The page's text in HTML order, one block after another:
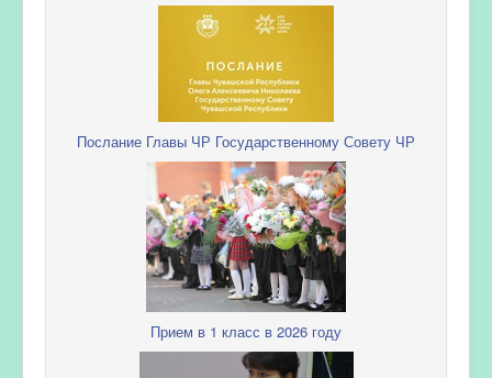
Послание Главы ЧР Государственному Совету ЧР
Прием в 1 класс в 2026 году